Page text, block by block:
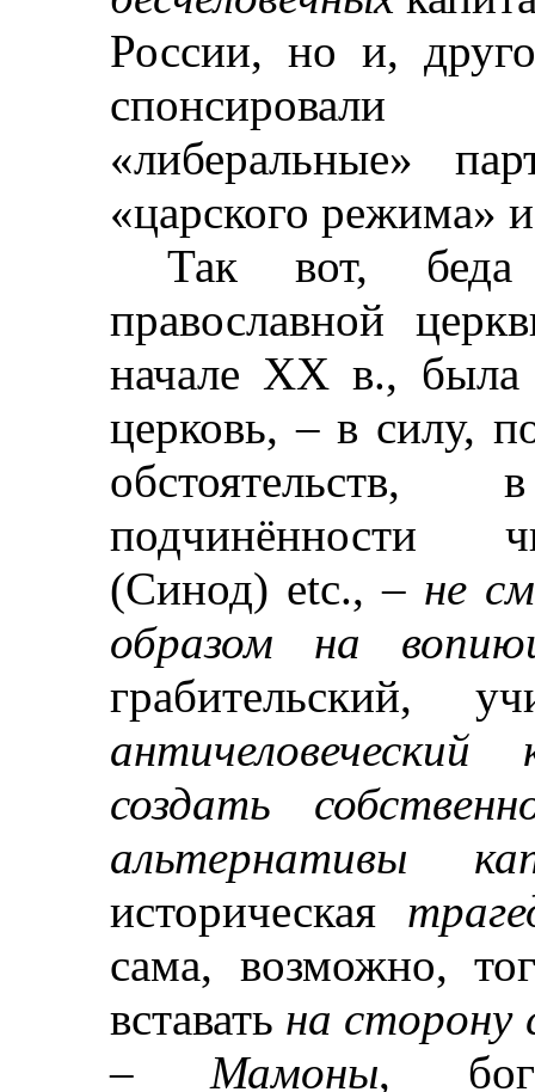
России, но и,
«либеральные»
«царского режима»
Так вот,
православной
начале ХХ в., была
церковь, – в силу,
подчинённости
(Синод) etc., – не
образом на
грабительский,
античеловеческий
создать
альтернативы
историческая
сама, возможно,
вставать на сторону
– Мамоны,